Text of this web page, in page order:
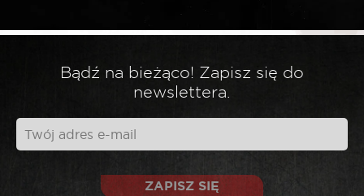
Twoja opinia*
Bądź na bieżąco! Zapisz się do
newslettera.
ZAPISZ SIĘ